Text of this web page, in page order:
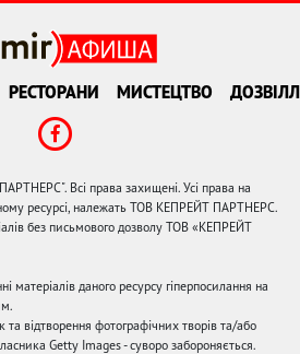
РЕСТОРАНИ МИСТЕЦТВО
Всі права захищені. Усі права на
ресурсі, належать ТОВ КЕПРЕЙТ ПАРТНЕРС.
без письмового дозволу ТОВ «КЕПРЕЙТ
матеріалів даного ресурсу гіперпосилання на
відтворення фотографічних творів та/або
Getty Images - суворо забороняється.